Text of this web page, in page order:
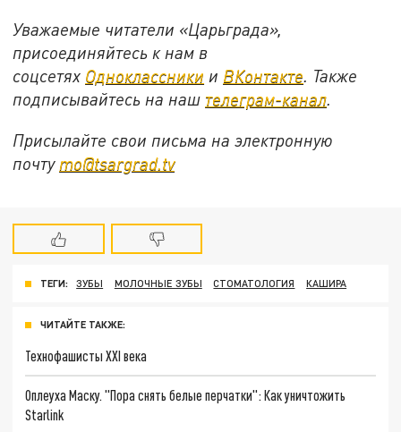
Уважаемые читатели «Царьграда»,
присоединяйтесь к нам в
соцсетях Одноклассники и ВКонтакте. Также
подписывайтесь на наш телеграм-канал.
Присылайте свои письма на электронную
почту mo@tsargrad.tv
ТЕГИ: ЗУБЫ МОЛОЧНЫЕ ЗУБЫ СТОМАТОЛОГИЯ КАШИРА
ЧИТАЙТЕ ТАКЖЕ:
Технофашисты XXI века
Оплеуха Маску. "Пора снять белые перчатки": Как уничтожить
Starlink